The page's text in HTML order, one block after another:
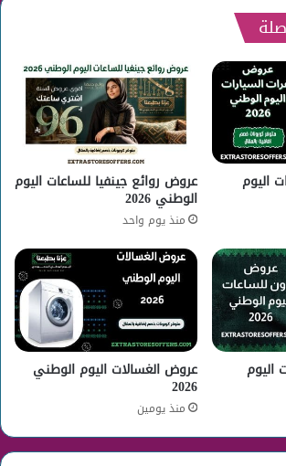
اليوم عروض روائع جينفيا للساعات اليوم
الوطني 2026
منذ يوم واحد
اليوم عروض الغسالات اليوم الوطني
2026
منذ يومين